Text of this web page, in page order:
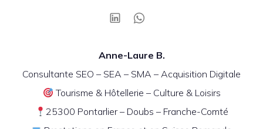
Anne-Laure B.
Consultante SEO – SEA – SMA – Acquisition Digitale
Tourisme & Hôtellerie – Culture & Loisirs
25300 Pontarlier – Doubs – Franche-Comté